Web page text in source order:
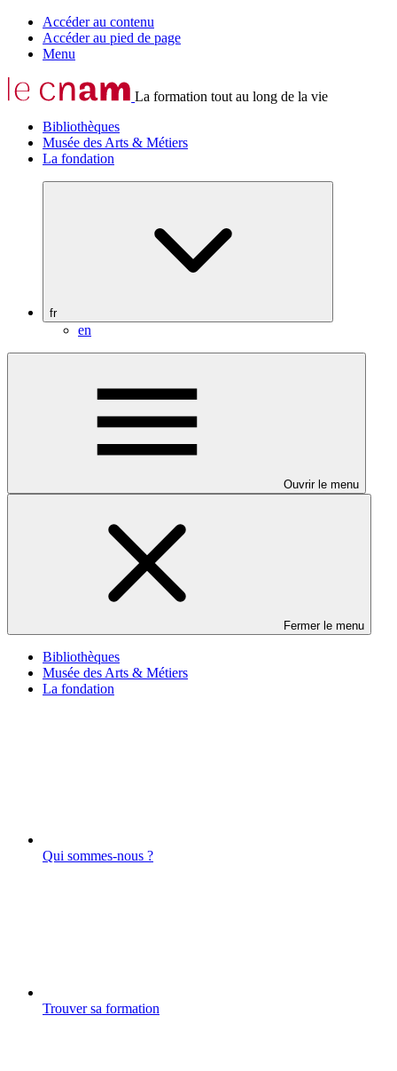
Accéder au contenu
Accéder au pied de page
Menu
La formation tout au long de la vie
Bibliothèques
Musée des Arts & Métiers
La fondation
fr
en
Ouvrir le menu
Fermer le menu
Bibliothèques
Musée des Arts & Métiers
La fondation
Qui sommes-nous ?
Trouver sa formation